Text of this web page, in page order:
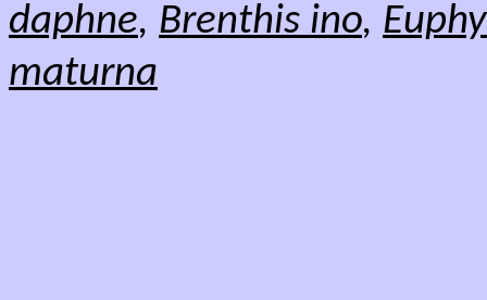
daphne, Brenthis ino,
maturna